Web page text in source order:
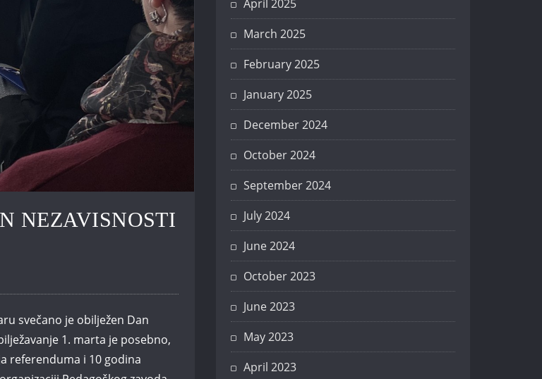
NEZAVISNOSTI
svečano je obilježen Dan
1. marta je posebno,
referenduma i 10 godina
April 2025
March 2025
February 2025
January 2025
December 2024
October 2024
September 2024
July 2024
June 2024
October 2023
June 2023
May 2023
April 2023